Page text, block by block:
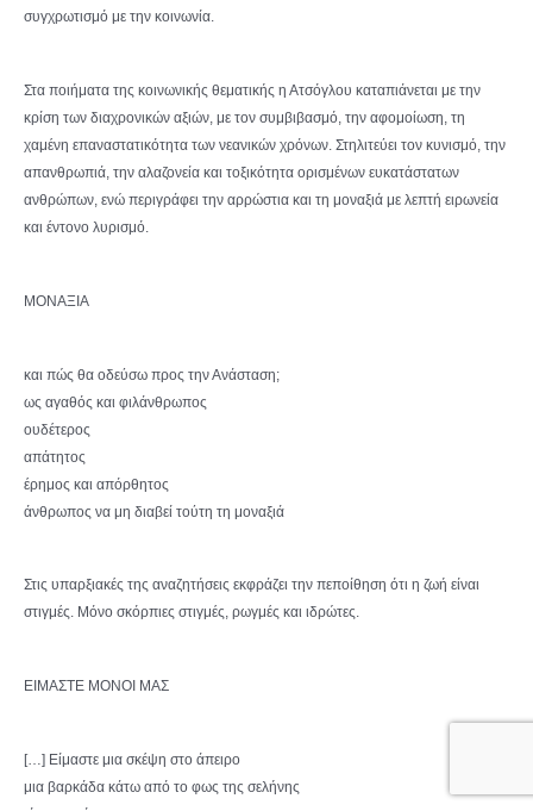
συγχρωτισμό με την κοινωνία.
Στα ποιήματα της κοινωνικής θεματικής η Ατσόγλου καταπιάνεται με την
κρίση των διαχρονικών αξιών, με τον συμβιβασμό, την αφομοίωση, τη
χαμένη επαναστατικότητα των νεανικών χρόνων. Στηλιτεύει τον κυνισμό, την
απανθρωπιά, την αλαζονεία και τοξικότητα ορισμένων ευκατάστατων
ανθρώπων, ενώ περιγράφει την αρρώστια και τη μοναξιά με λεπτή ειρωνεία
και έντονο λυρισμό.
ΜΟΝΑΞΙΑ
και πώς θα οδεύσω προς την Ανάσταση;
ως αγαθός και φιλάνθρωπος
ουδέτερος
απάτητος
έρημος και απόρθητος
άνθρωπος να μη διαβεί τούτη τη μοναξιά
Στις υπαρξιακές της αναζητήσεις εκφράζει την πεποίθηση ότι η ζωή είναι
στιγμές. Μόνο σκόρπιες στιγμές, ρωγμές και ιδρώτες.
ΕΙΜΑΣΤΕ ΜΟΝΟΙ ΜΑΣ
[…] Είμαστε μια σκέψη στο άπειρο
μια βαρκάδα κάτω από το φως της σελήνης